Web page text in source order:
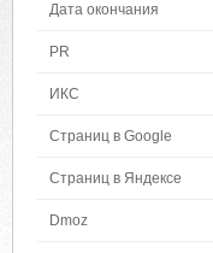
Дата окончания
PR
ИКС
Страниц в Google
Страниц в Яндексе
Dmoz